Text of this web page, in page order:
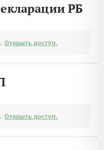
РБ
Открыть доступ.
Открыть доступ.